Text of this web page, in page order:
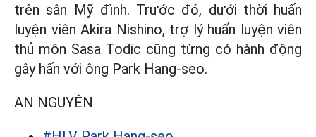
trên sân Mỹ đình. Trước đó, dưới thời huấn
luyện viên Akira Nishino, trợ lý huấn luyện viên
thủ môn Sasa Todic cũng từng có hành động
gây hấn với ông Park Hang-seo.
AN NGUYÊN